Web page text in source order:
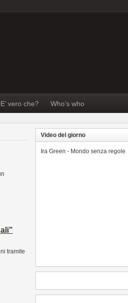
E’ vero che? Who’s who
tramite
Video del giorno
Ira Green - Mondo senza regole